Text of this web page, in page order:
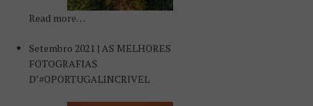
Read more…
Setembro 2021 | AS MELHORES
FOTOGRAFIAS
D’#OPORTUGALINCRIVEL